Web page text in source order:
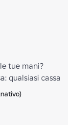
tue mani?
qualsiasi cassa